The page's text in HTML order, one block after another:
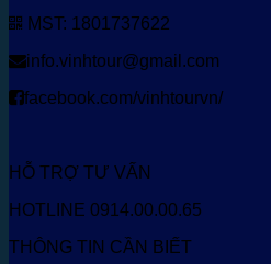
MST: 1801737622
info.vinhtour@gmail.com
facebook.com/vinhtourvn/
HỖ TRỢ TƯ VẤN
HOTLINE 0914.00.00.65
THÔNG TIN CẦN BIẾT